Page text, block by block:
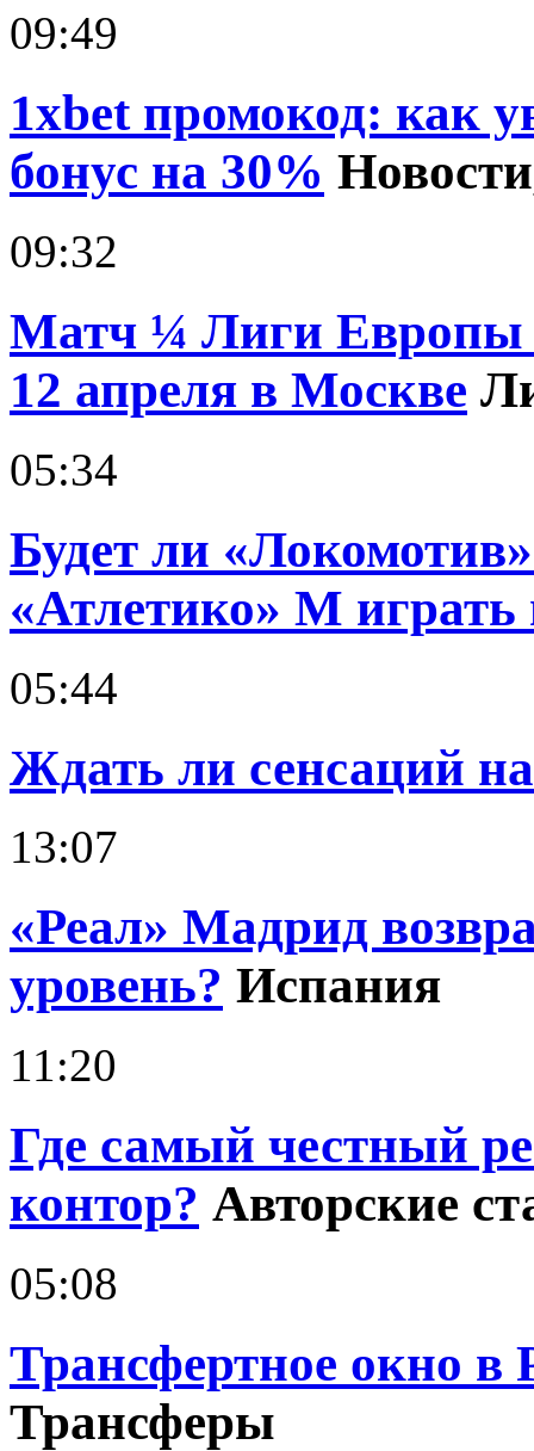
09:49
1xbet промокод: как
бонус на 30%
09:32
Матч ¼ Лиги Европы
12 апреля в Москве
05:34
Будет ли
«Атлетико» М играть
05:44
Ждать ли сенсаций
13:07
«Реал» Мадрид
уровень? Испания
11:20
Где самый честный
контор? Авторские
05:08
Трансфертное окно
Трансферы